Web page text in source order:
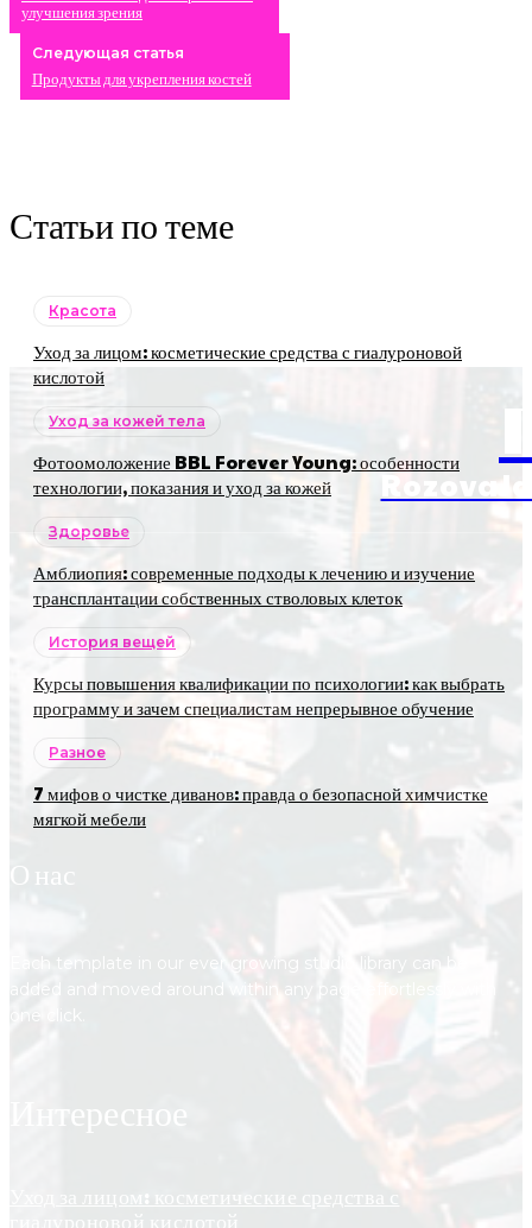
улучшения зрения
Следующая статья
Продукты для укрепления костей
Статьи по теме
Красота
Уход за лицом: косметические средства с гиалуроновой
кислотой
Уход за кожей тела
Фотоомоложение BBL Forever Young: особенности
технологии, показания и уход за кожей
Здоровье
Амблиопия: современные подходы к лечению и изучение
трансплантации собственных стволовых клеток
История вещей
Курсы повышения квалификации по психологии: как выбрать
программу и зачем специалистам непрерывное обучение
Разное
7 мифов о чистке диванов: правда о безопасной химчистке
мягкой мебели
О нас
Each template in our ever growing studio library can be
added and moved around within any page effortlessly with
Интересное
Уход за лицом: косметические средства с
гиалуроновой кислотой